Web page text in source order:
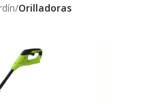
/Orilladoras